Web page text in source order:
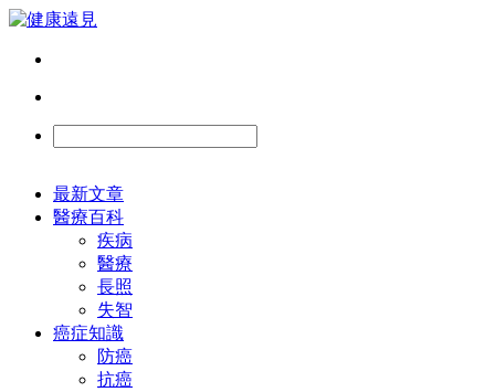
最新文章
醫療百科
疾病
醫療
長照
失智
癌症知識
防癌
抗癌